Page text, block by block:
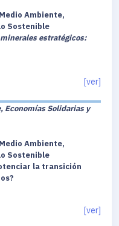
Ambiente,
Sostenible
estratégicos:
[ver]
Economías Solidarias y
Ambiente,
Sostenible
la transición
[ver]